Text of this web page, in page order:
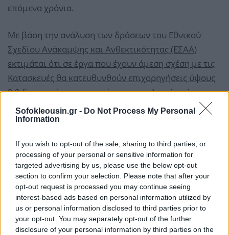
Sofokleousin.gr - Do Not Process My Personal
Information
If you wish to opt-out of the sale, sharing to third parties, or
processing of your personal or sensitive information for
targeted advertising by us, please use the below opt-out
section to confirm your selection. Please note that after your
opt-out request is processed you may continue seeing
interest-based ads based on personal information utilized by
us or personal information disclosed to third parties prior to
your opt-out. You may separately opt-out of the further
disclosure of your personal information by third parties on the
επόμενα χρόνια.
Με βάση την ανάλυση των δράσεων του Εθνικού
Σχεδίου Ανάκαμψης και Ανθεκτικότητας (ΕΣΑΑ)
εκτιμάται ότι σε έργα που έχουν άμεση σχέση με τις
Κατασκευές θα κατευθυνθούν επιχορηγήσεις ύψους
9,9 δισ. ευρώ, κινητοποιώντας συνολικούς πόρους
ύψους 12,8 δισ. ευρώ. Τα κατασκευαστικά έργα που
θα στηριχθούν με επιχορηγήσεις από το ΤΑΑ
Μετάβασης (6,3 δισ. ευρώ) και των Ιδιωτικών
Επενδύσεων.